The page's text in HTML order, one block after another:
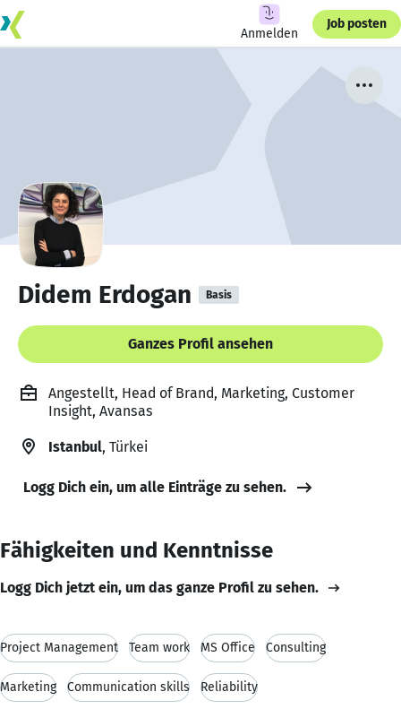
Anmelden
Job posten
Didem Erdogan Basis
Ganzes Profil ansehen
Angestellt, Head of Brand, Marketing, Customer
Insight, Avansas
Istanbul, Türkei
Logg Dich ein, um alle Einträge zu sehen.
Fähigkeiten und Kenntnisse
Logg Dich jetzt ein, um das ganze Profil zu sehen.
Project Management Team work MS Office Consulting
Marketing Communication skills Reliability